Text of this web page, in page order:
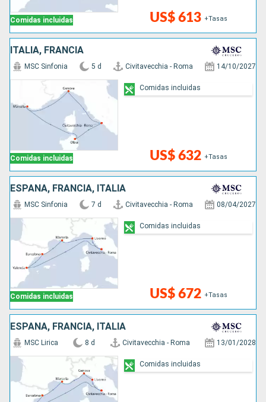
Comidas incluidas US$ 613 +Tasas
ITALIA, FRANCIA
Comidas incluidas
MSC Sinfonia 5 d Civitavecchia - Roma 14/10/2027
US$ 632 +Tasas
Comidas incluidas
ESPAÑA, FRANCIA, ITALIA
Comidas incluidas
MSC Sinfonia 7 d Civitavecchia - Roma 08/04/2027
US$ 672 +Tasas
Comidas incluidas
ESPAÑA, FRANCIA, ITALIA
MSC Lirica 8 d Civitavecchia - Roma 13/01/2028
Comidas incluidas